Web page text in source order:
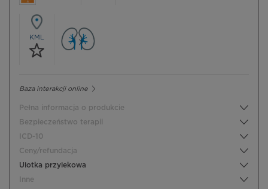
KML
Baza interakcji online
Pełna informacja o produkcie
Bezpieczeństwo terapii
ICD-10
Ceny/refundacja
Ulotka przylekowa
Inne